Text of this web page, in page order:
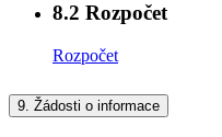
8.2 Rozpočet
Rozpočet
9. Žádosti o informace